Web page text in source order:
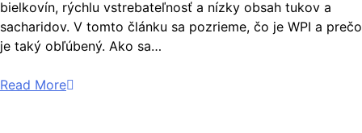
bielkovín, rýchlu vstrebateľnosť a nízky obsah tukov a
sacharidov. V tomto článku sa pozrieme, čo je WPI a prečo
je taký obľúbený. Ako sa…
Read More